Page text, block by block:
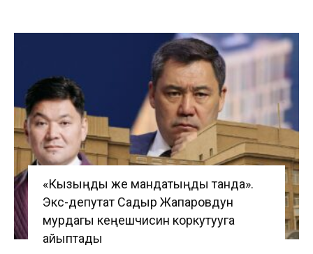
«Кызыңды же мандатыңды танда».
Экс-депутат Садыр Жапаровдун
мурдагы кеңешчисин коркутууга
айыптады